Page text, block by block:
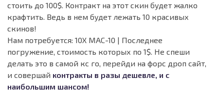
стоить до 100$. Контракт на этот скин будет жалко
крафтить. Ведь в нем будет лежать 10 красивых
скинов!
Нам потребуется: 10X MAC-10 | Последнее
погружение, стоимость которых по 1$. Не спеши
делать это в самой кс го, перейди на форс дроп сайт,
и совершай контракты в разы дешевле, и с
наибольшим шансом!